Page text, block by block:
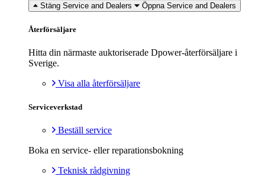
Stäng Service and Dealers Öppna Service and Dealers
Återförsäljare
Hitta din närmaste auktoriserade Dpower-återförsäljare i
Sverige.
Visa alla återförsäljare
Serviceverkstad
Beställ service
Boka en service- eller reparationsbokning
Teknisk rådgivning